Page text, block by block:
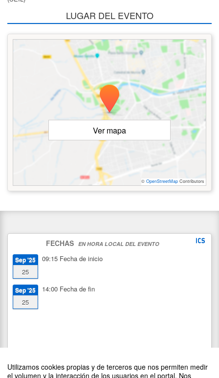
Utilizamos cookies propias y de terceros que nos permiten medir
el volumen y la interacción de los usuarios en el portal. Nos
LUGAR DEL EVENTO
Ver mapa
© OpenStreetMap Contributors
FECHAS EN HORA LOCAL DEL EVENTO
Sep '25
25
09:15 Fecha de inicio
Sep '25
25
14:00 Fecha de fin